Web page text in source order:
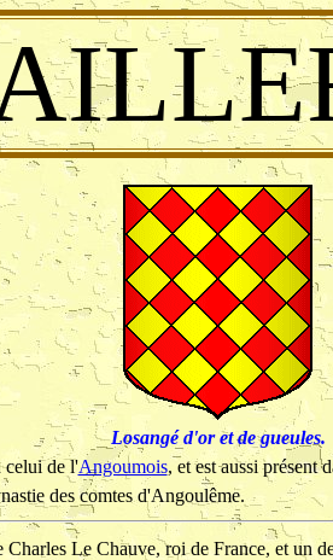
Losangé d'or et de gueules.
celui de l'Angoumois, et est aussi présent
des comtes d'Angoulême.
Le Chauve, roi de France, et un